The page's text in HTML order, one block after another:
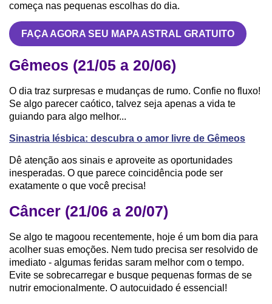
começa nas pequenas escolhas do dia.
FAÇA AGORA SEU MAPA ASTRAL GRATUITO
Gêmeos (21/05 a 20/06)
O dia traz surpresas e mudanças de rumo. Confie no fluxo!
Se algo parecer caótico, talvez seja apenas a vida te
guiando para algo melhor...
Sinastria lésbica: descubra o amor livre de Gêmeos
Dê atenção aos sinais e aproveite as oportunidades
inesperadas. O que parece coincidência pode ser
exatamente o que você precisa!
Câncer (21/06 a 20/07)
Se algo te magoou recentemente, hoje é um bom dia para
acolher suas emoções. Nem tudo precisa ser resolvido de
imediato - algumas feridas saram melhor com o tempo.
Evite se sobrecarregar e busque pequenas formas de se
nutrir emocionalmente. O autocuidado é essencial!